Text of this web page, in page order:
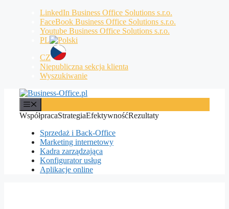
LinkedIn Business Office Solutions s.r.o.
FaceBook Business Office Solutions s.r.o.
Youtube Business Office Solutions s.r.o.
PL
CZ
Niepubliczna sekcja klienta
Wyszukiwanie
WspółpracaStrategiaEfektywnośćRezultaty
Sprzedaż i Back-Office
Marketing internetowy
Kadra zarządzająca
Konfigurator usług
Aplikacje online